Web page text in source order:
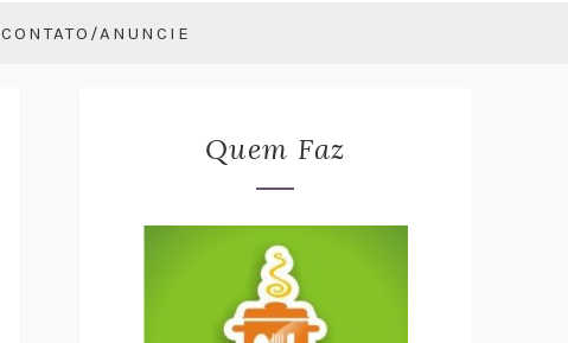
CONTATO/ANUNCIE
Quem Faz